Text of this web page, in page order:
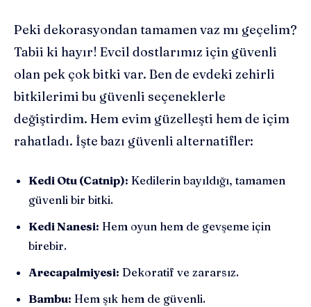
Peki dekorasyondan tamamen vaz mı geçelim?
Tabii ki hayır! Evcil dostlarımız için güvenli
olan pek çok bitki var. Ben de evdeki zehirli
bitkilerimi bu güvenli seçeneklerle
değiştirdim. Hem evim güzelleşti hem de içim
rahatladı. İşte bazı güvenli alternatifler:
Kedi Otu (Catnip): Kedilerin bayıldığı, tamamen
güvenli bir bitki.
Kedi Nanesi: Hem oyun hem de gevşeme için
birebir.
Arecapalmiyesi: Dekoratif ve zararsız.
Bambu: Hem şık hem de güvenli.